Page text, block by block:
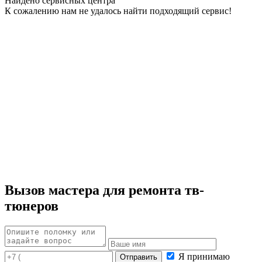
К сожалению нам не удалось найти подходящий сервис!
Вызов мастера для ремонта тв-
тюнеров
Я принимаю